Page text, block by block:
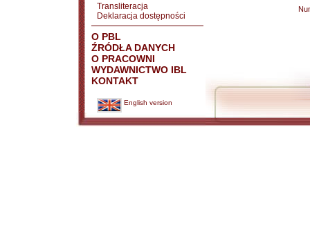
Transliteracja
Deklaracja dostępności
O PBL
ŹRÓDŁA DANYCH
O PRACOWNI
WYDAWNICTWO IBL
KONTAKT
English version